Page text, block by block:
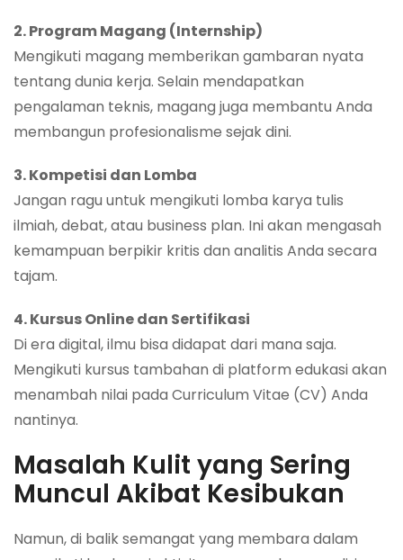
2. Program Magang (Internship)
Mengikuti magang memberikan gambaran nyata
tentang dunia kerja. Selain mendapatkan
pengalaman teknis, magang juga membantu Anda
membangun profesionalisme sejak dini.
3. Kompetisi dan Lomba
Jangan ragu untuk mengikuti lomba karya tulis
ilmiah, debat, atau business plan. Ini akan mengasah
kemampuan berpikir kritis dan analitis Anda secara
tajam.
4. Kursus Online dan Sertifikasi
Di era digital, ilmu bisa didapat dari mana saja.
Mengikuti kursus tambahan di platform edukasi akan
menambah nilai pada Curriculum Vitae (CV) Anda
nantinya.
Masalah Kulit yang Sering
Muncul Akibat Kesibukan
Namun, di balik semangat yang membara dalam